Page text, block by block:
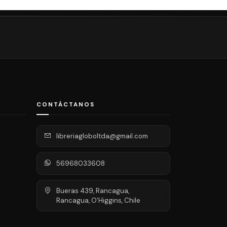
CONTÁCTANOS
libreriagloboltda@gmail.com
56968033608
Bueras 439, Rancagua,
Rancagua, O'Higgins, Chile